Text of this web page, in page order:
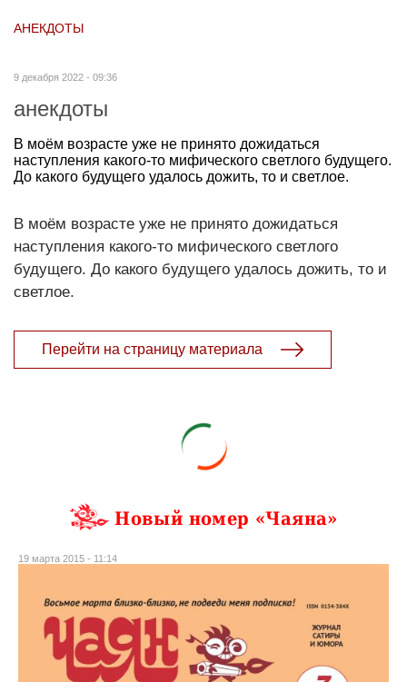
АНЕКДОТЫ
9 декабря 2022 - 09:36
анекдоты
В моём возрасте уже не принято дожидаться
наступления какого-то мифического светлого будущего.
До какого будущего удалось дожить, то и светлое.
В моём возрасте уже не принято дожидаться
наступления какого-то мифического светлого
будущего. До какого будущего удалось дожить, то и
светлое.
Перейти на страницу материала
Новый номер «Чаяна»
19 марта 2015 - 11:14